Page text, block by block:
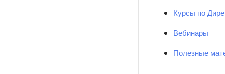
Курсы по
Вебинары
Полезные